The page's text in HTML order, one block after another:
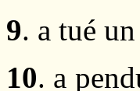
9. a tué
10. a